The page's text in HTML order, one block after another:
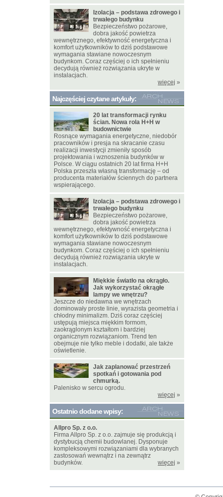
Izolacja – podstawa zdrowego i
trwałego budynku
Bezpieczeństwo pożarowe,
dobra jakość powietrza
wewnętrznego, efektywność energetyczna i
komfort użytkowników to dziś podstawowe
wymagania stawiane nowoczesnym
budynkom. Coraz częściej o ich spełnieniu
decydują również rozwiązania ukryte w
instalacjach.
więcej »
Najczęściej czytane artykuły:
20 lat transformacji rynku
ścian. Nowa rola H+H w
budownictwie
Rosnące wymagania energetyczne, niedobór
pracowników i presja na skracanie czasu
realizacji inwestycji zmieniły sposób
projektowania i wznoszenia budynków w
Polsce. W ciągu ostatnich 20 lat firma H+H
Polska przeszła własną transformację – od
producenta materiałów ściennych do partnera
wspierającego.
Izolacja – podstawa zdrowego i
trwałego budynku
Bezpieczeństwo pożarowe,
dobra jakość powietrza
wewnętrznego, efektywność energetyczna i
komfort użytkowników to dziś podstawowe
wymagania stawiane nowoczesnym
budynkom. Coraz częściej o ich spełnieniu
decydują również rozwiązania ukryte w
instalacjach.
Miękkie światło na okrągło.
Jak wykorzystać okrągłe
lampy we wnętrzu?
Jeszcze do niedawna we wnętrzach
dominowały proste linie, wyrazista geometria i
chłodny minimalizm. Dziś coraz częściej
ustępują miejsca miękkim formom,
zaokrąglonym kształtom i bardziej
organicznym rozwiązaniom. Trend ten
obejmuje nie tylko meble i dodatki, ale także
oświetlenie.
Jak zaplanować przestrzeń
spotkań i gotowania pod
chmurką.
Palenisko w sercu ogrodu.
więcej »
Ostatnio dodane wpisy:
Allpro Sp. z o.o.
Firma Allpro Sp. z o.o. zajmuje się produkcją i
dystybucją chemii budowlanej. Dysponuje
kompleksowymi rozwiązaniami dla wybranych
zastosowań wewnątrz i na zewnątrz
budynków.
więcej »